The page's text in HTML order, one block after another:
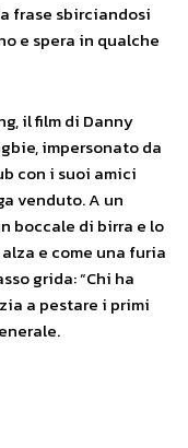
frase sbirciandosi
e spera in qualche
il film di Danny
impersonato da
con i suoi amici
venduto. A un
boccale di birra e lo
e come una furia
grida: “Chi ha
a pestare i primi